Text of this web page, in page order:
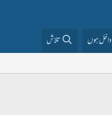
داخل ہوں تلاش